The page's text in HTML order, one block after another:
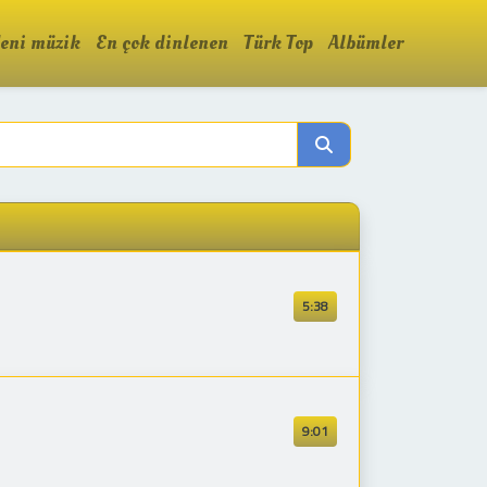
müzik En çok dinlenen Türk Top Albümler
5:38
9:01